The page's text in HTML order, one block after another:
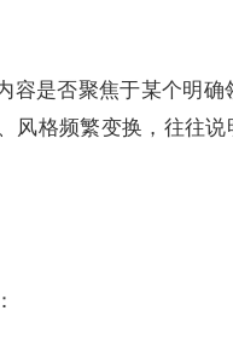
容是否聚焦于某个明
风格频繁变换，往往